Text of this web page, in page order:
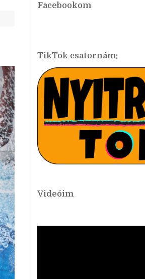
Facebookom
TikTok csatornám:
Videóim